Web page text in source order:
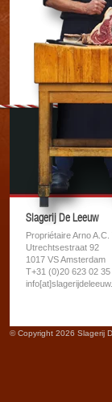
Slagerij De Leeuw
Propriétaire Arno A.C.
Utrechtsestraat 92
1017 VS Amsterdam
T+31 (0)20 623 02 35
© Copyright 2026 Slagerij